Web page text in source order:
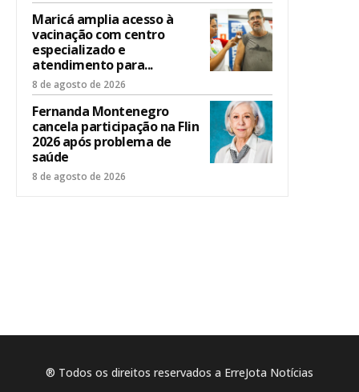
Maricá amplia acesso à
vacinação com centro
especializado e
atendimento para...
8 de agosto de 2026
Fernanda Montenegro
cancela participação na Flin
2026 após problema de
saúde
8 de agosto de 2026
® Todos os direitos reservados a ErreJota Notícias